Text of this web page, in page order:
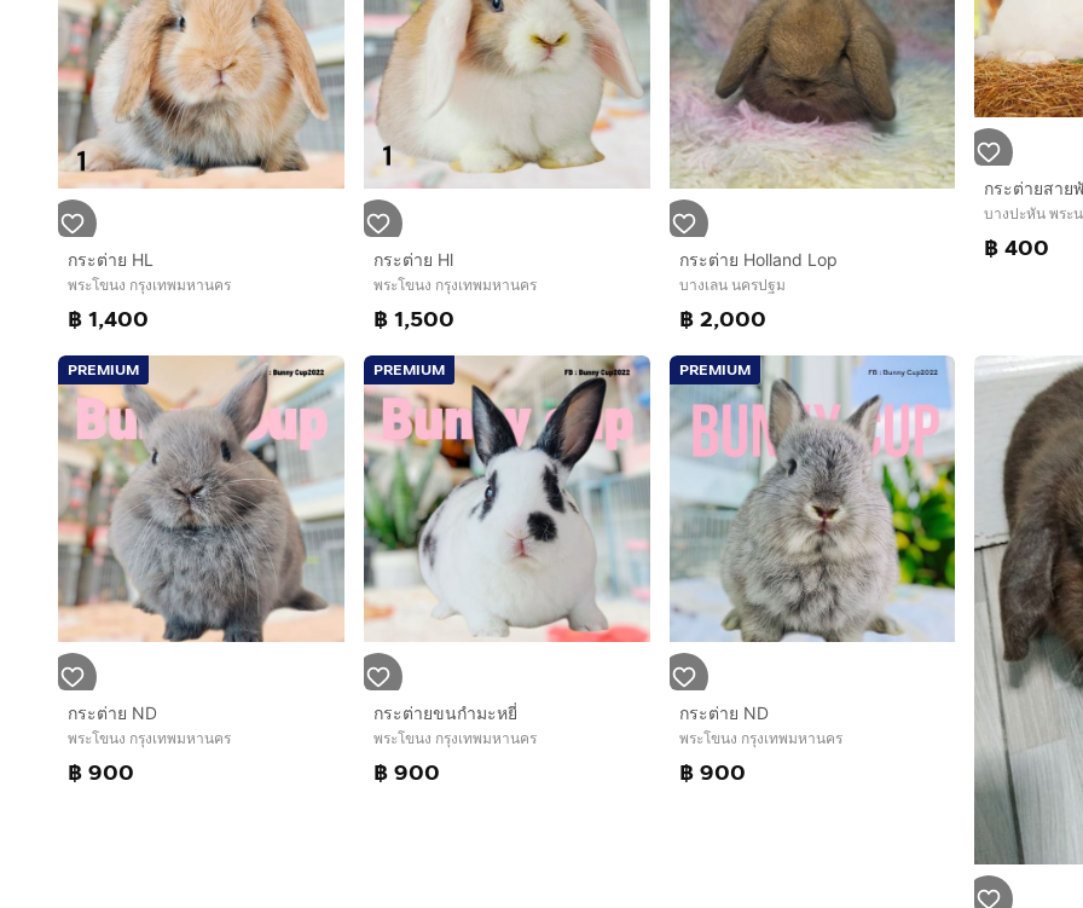
กระต่าย HL
พระโขนง กรุงเทพมหานคร
฿ 1,400
กระต่าย Hl
พระโขนง กรุงเทพมหานคร
฿ 1,500
กระต่าย Holland Lop
บางเลน นครปฐม
฿ 2,000
กระต่ายสาย
บางปะหัน พระ
฿ 400
PREMIUM
กระต่าย ND
พระโขนง กรุงเทพมหานคร
฿ 900
PREMIUM
กระต่ายขนกำมะหยี่
พระโขนง กรุงเทพมหานคร
฿ 900
PREMIUM
กระต่าย ND
พระโขนง กรุงเทพมหานคร
฿ 900